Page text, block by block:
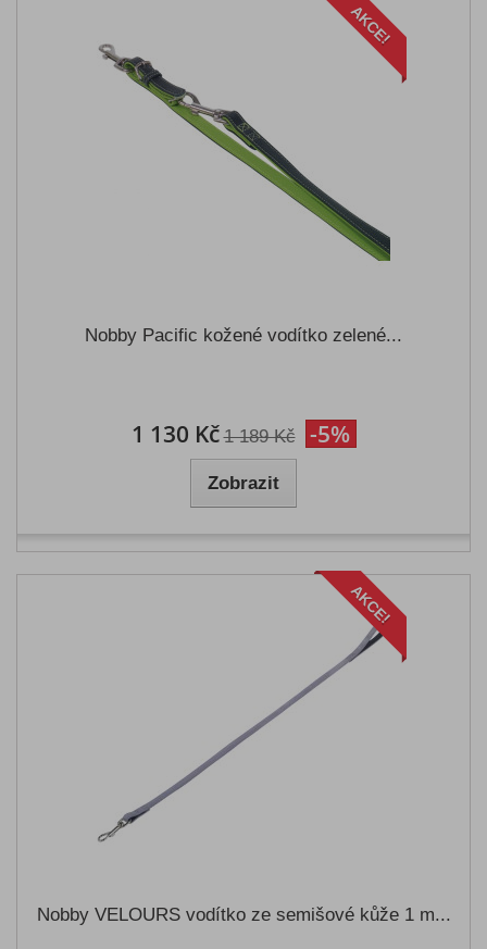
AKCE!
Nobby Pacific kožené vodítko zelené...
1 130 Kč 1 189 Kč -5%
Zobrazit
AKCE!
Nobby VELOURS vodítko ze semišové kůže 1 m...